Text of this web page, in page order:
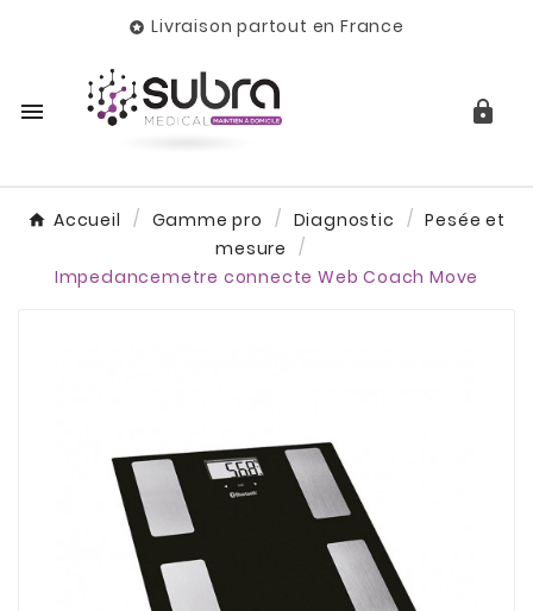
 Livraison partout en France
 
Accueil Gamme pro Diagnostic
Pesée et
mesure
Impedancemetre connecte Web Coach Move